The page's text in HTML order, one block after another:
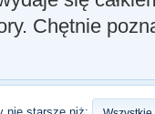
Chętnie